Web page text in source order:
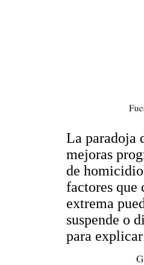
La paradoja
mejoras
de
factores que
extrema
suspende o
para